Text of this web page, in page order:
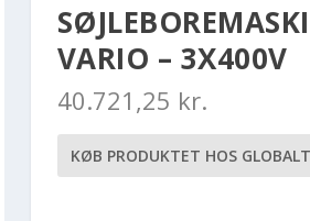
VARIO – 3X400V
40.721,25 kr.
KØB PRODUKTET HOS